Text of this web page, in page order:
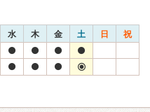
水 木 金 土 日 祝